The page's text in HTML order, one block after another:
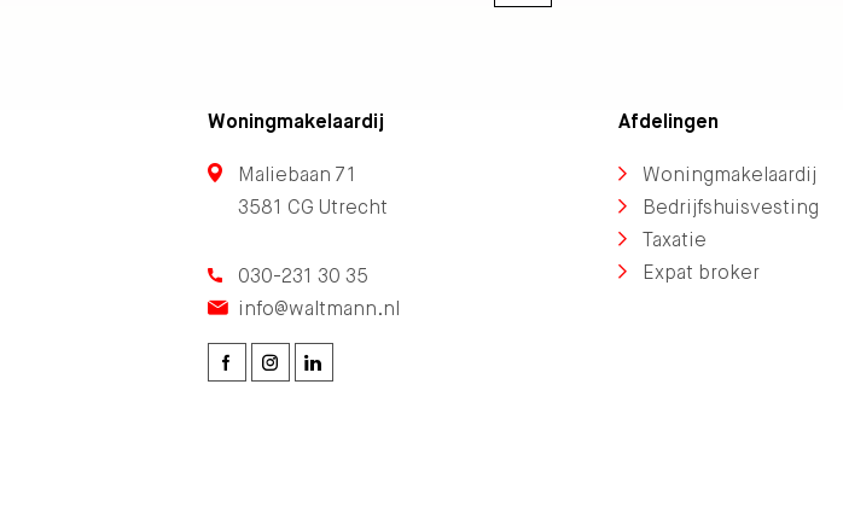
Woningmakelaardij
Maliebaan 71
3581 CG Utrecht
030-231 30 35
info@waltmann.nl
Afdelingen
Woningmakelaardij
Bedrijfshuisvesting
Taxatie
Expat broker